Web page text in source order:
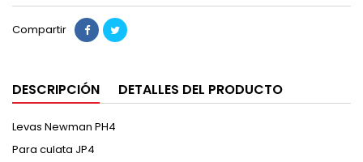
Compartir
DESCRIPCIÓN DETALLES DEL PRODUCTO
Levas Newman PH4
Para culata JP4